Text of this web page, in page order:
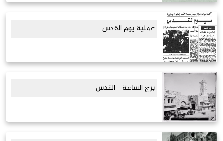
عملية يوم القدس
برج الساعة - القدس